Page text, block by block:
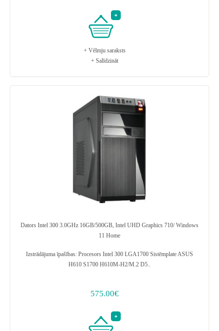
+ Vēlmju saraksts
+ Salīdzināt
Dators Intel 300 3.0GHz 16GB/500GB, Intel UHD Graphics 710/ Windows
11 Home
Izstrādājuma īpašības: Procesors Intel 300 LGA1700 Sistēmplate ASUS
H610 S1700 H610M-H2/M.2 D5..
575.00€